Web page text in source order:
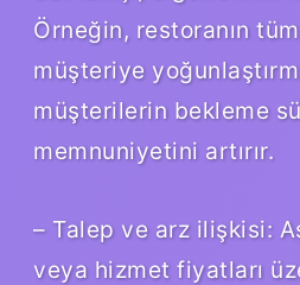
Örneğin, restoranın
müşteriye
müşterilerin bekleme
memnuniyetini artırır.
– Talep ve arz ilişkisi:
veya hizmet fiyatları